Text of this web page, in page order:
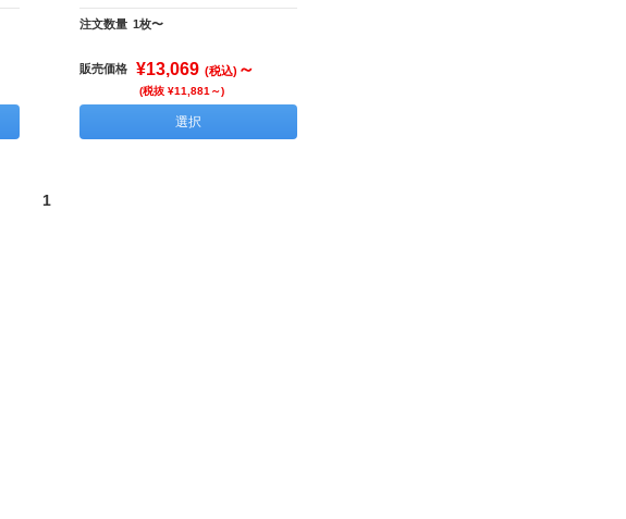
注文数量 1枚〜
販売価格 ¥13,069 (税込) ～
(税抜 ¥11,881～)
選択
1